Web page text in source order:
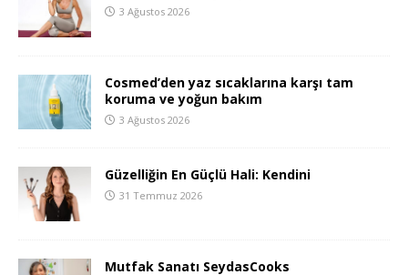
3 Ağustos 2026
Cosmed’den yaz sıcaklarına karşı tam
koruma ve yoğun bakım
3 Ağustos 2026
Güzelliğin En Güçlü Hali: Kendini
31 Temmuz 2026
Mutfak Sanatı SeydasCooks